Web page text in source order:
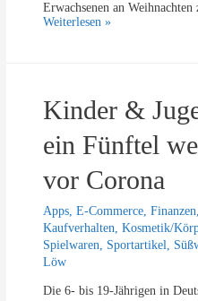
Erwachsenen an Weihnachten
J
E
r
a
h
e
n
e
f
e
Weiterlesen »
Kinder &
ein Fünftel
vor Corona
Apps ,E-Commerce ,Finanzen
Kaufverhalten ,Kosmetik/
Spielwaren
Sportartikel
Löw
Die 6- bis 19-Jährigen in